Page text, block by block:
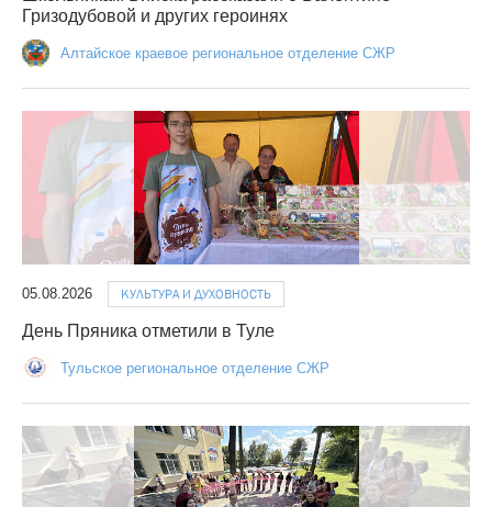
Гризодубовой и других героинях
Алтайское краевое региональное отделение СЖР
05.08.2026 КУЛЬТУРА И ДУХОВНОСТЬ
День Пряника отметили в Туле
Тульское региональное отделение СЖР